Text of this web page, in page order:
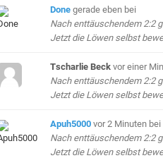
Done gerade ebenbei
Nach enttäuschendem 2:2
Jetzt die Löwen selbst
Tscharlie Beck vor einer
Nach enttäuschendem 2:2
Jetzt die Löwen selbst
Apuh5000 vor 2 Minuten bei
Nach enttäuschendem 2:2
Jetzt die Löwen selbst